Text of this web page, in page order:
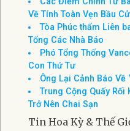
Về Tính Toàn Vẹn Bầu Cử
Tòa Phúc thẩm Liên
Tống Các Nhà Báo
Phó Tổng Thống
Con Thứ Tư
Ông Lại Cảnh Báo Về
Trung Cộng Quấy Rối
Trở Nên Chai Sạn
Tin Hoa Kỳ & Thế